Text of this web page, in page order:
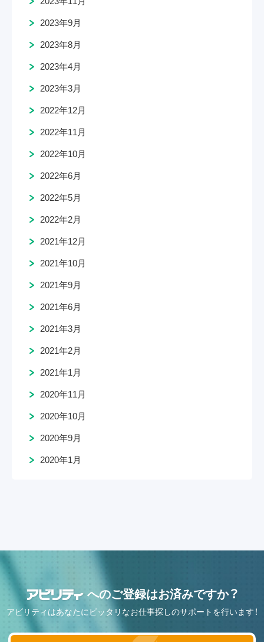
2023年9月
2023年8月
2023年4月
2023年3月
2022年12月
2022年11月
2022年10月
2022年6月
2022年5月
2022年2月
2021年12月
2021年10月
2021年9月
2021年6月
2021年3月
2021年2月
2021年1月
2020年11月
2020年10月
2020年9月
2020年1月
へのご登録はお済みですか？
アビリティはあなたにピッタリなお仕事探しのサポートを行います！